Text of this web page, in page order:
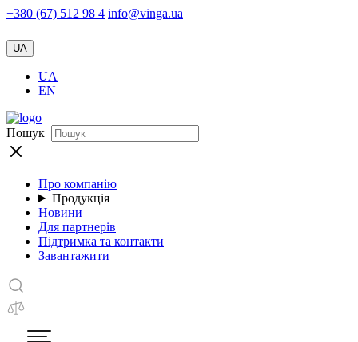
+380 (67) 512 98 4 info@vinga.ua
UA
UA
EN
Пошук
Про компанію
Продукція
Новини
Для партнерів
Підтримка та контакти
Завантажити